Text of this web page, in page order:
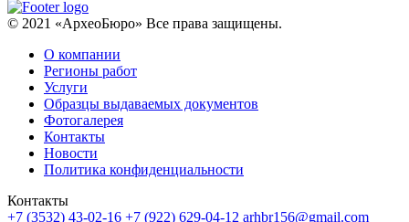
© 2021 «АрхеоБюро» Все права защищены.
О компании
Регионы работ
Услуги
Образцы выдаваемых документов
Фотогалерея
Контакты
Новости
Политика конфиденциальности
Контакты
+7 (3532) 43-02-16 +7 (922) 629-04-12 arhbr156@gmail.com